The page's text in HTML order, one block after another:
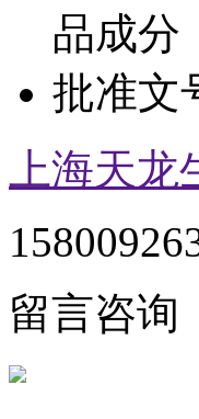
品成分
批准文
上海天
留言咨询